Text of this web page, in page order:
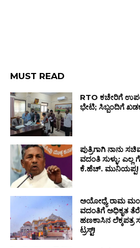
MUST READ
RTO ಕಚೇರಿಗೆ
ಭೇಟಿ; ಸಿಬ್ಬಂದಿಗೆ
ಪುತ್ರಿಗಾಗಿ ನಾನು
ವದಂತಿ ಸುಳ್ಳು:
ಕೆ.ಹೆಚ್. ಮುನಿಯಪ್ಪ!
ಅಯೋಧ್ಯೆ ರಾಮ
ವದಂತಿಗೆ ಅಧಿಕೃತ
ಹಣಕಾಸಿನ ಲೆಕ್ಕಪತ್ರ
ಟ್ರಸ್ಟ್!